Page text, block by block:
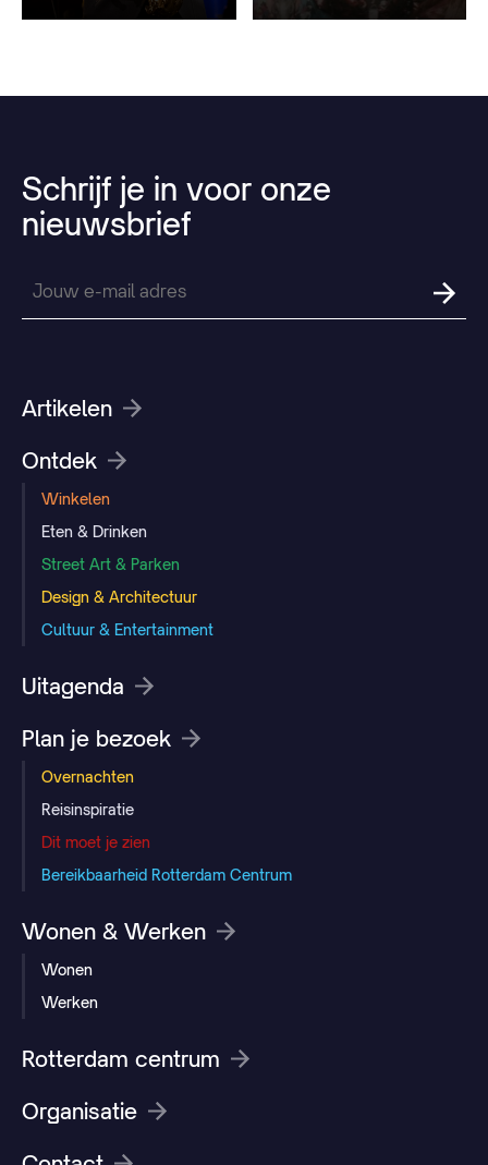
Schrijf je in voor onze
nieuwsbrief
Artikelen
Ontdek
Winkelen
Eten & Drinken
Street Art & Parken
Design & Architectuur
Cultuur & Entertainment
Uitagenda
Plan je bezoek
Overnachten
Reisinspiratie
Dit moet je zien
Bereikbaarheid Rotterdam Centrum
Wonen & Werken
Wonen
Werken
Rotterdam centrum
Organisatie